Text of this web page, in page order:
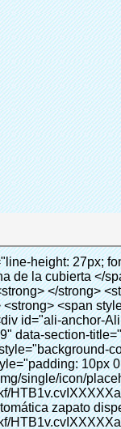
200852200/HTB1AmpcHVXXXXXqXXXXq6xXFXXX3.jpg" alt="Por mayor de China máquina automática zapato dispensador de la cubierta" width="700" ori-width="590" ori-height="588"></noscript> </p> <p>&nbsp;</p> </div> </div> <div id="ali-anchor-AliPostDhMb-g01as" style="padding-top: 8px;" data-section="AliPostDhMb-g01as" data-section-title="Technology"> <div id="ali-title-AliPostDhMb-g01as" style="padding: 8px 0px; border-bottom-style: solid;"> <span style="background-color: #ddd; color: #333; font-weight: bold; padding: 8px 10px; line-height: 12px;"> Tecnología </span> </div> <div style="padding: 10px 0px;"> <p>&nbsp; <span style="line-height: 21px; font-size: 14px;"> <span style="line-height: normal; font-family: Arial;"> Esta máquina de la cubierta automática utiliza el principio de que <span style="line-height: 21px; color: #0000ff;"> <strong> <span style="line-height: 21px; color: #99cc00;"> <em> T </em> </span> </strong> </span> </span> <strong> <span style="line-height: 21px; color: #99cc00;"> <em> <span style="line-height: normal; font-family: Arial;"> Hermo film retráctil se reducirá en </span> </em> </span> </strong> </span> </p> <p> <span style="line-height: 21px; font-size: 14px;"> <strong> <em> <span style="line-height: normal; font-family: Arial; color: